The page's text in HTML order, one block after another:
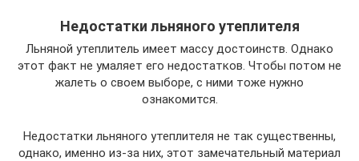
Недостатки льняного утеплителя
Льняной утеплитель имеет массу достоинств. Однако
этот факт не умаляет его недостатков. Чтобы потом не
жалеть о своем выборе, с ними тоже нужно
ознакомится.
Недостатки льняного утеплителя не так существенны,
однако, именно из-за них, этот замечательный материал